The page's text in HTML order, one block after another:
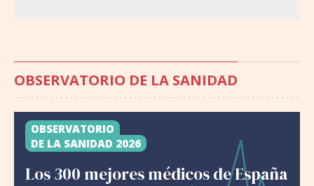
OBSERVATORIO DE LA SANIDAD
OBSERVATORIO
DE LA SANIDAD 2026
Los 300 mejores médicos de España